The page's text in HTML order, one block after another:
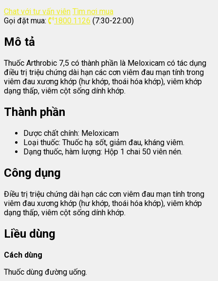
Chat với tư vấn viên Tìm nơi mua
Gọi đặt mua:
1800.1126 (7:30-22:00)
Mô tả
Thuốc Arthrobic 7,5 có thành phần là Meloxicam có tác dụng
điều trị triệu chứng dài hạn các cơn viêm đau mạn tính trong
viêm đau xương khớp (hư khớp, thoái hóa khớp), viêm khớp
dạng thấp, viêm cột sống dính khớp.
Thành phần
Dược chất chính: Meloxicam
Loại thuốc: Thuốc hạ sốt, giảm đau, kháng viêm.
Dạng thuốc, hàm lượng: Hộp 1 chai 50 viên nén.
Công dụng
Điều trị triệu chứng dài hạn các cơn viêm đau mạn tính trong
viêm đau xương khớp (hư khớp, thoái hóa khớp), viêm khớp
dạng thấp, viêm cột sống dính khớp.
Liều dùng
Cách dùng
Thuốc dùng đường uống.